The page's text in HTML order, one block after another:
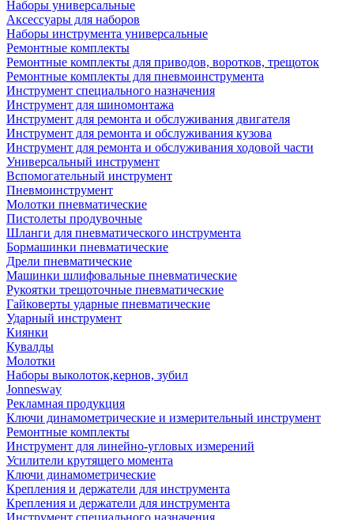
Наборы универсальные
Аксессуары для наборов
Наборы инструмента универсальные
Ремонтные комплекты
Ремонтные комплекты для приводов, воротков, трещоток
Ремонтные комплекты для пневмоинструмента
Инструмент специального назначения
Инструмент для шиномонтажа
Инструмент для ремонта и обслуживания двигателя
Инструмент для ремонта и обслуживания кузова
Инструмент для ремонта и обслуживания ходовой части
Универсальный инструмент
Вспомогательный инструмент
Пневмоинструмент
Молотки пневматические
Пистолеты продувочные
Шланги для пневматического инструмента
Бормашинки пневматические
Дрели пневматические
Машинки шлифовальные пневматические
Рукоятки трещоточные пневматические
Гайковерты ударные пневматические
Ударный инструмент
Киянки
Кувалды
Молотки
Наборы выколоток,кернов, зубил
Jonnesway
Рекламная продукция
Ключи динамометрические и измерительный инструмент
Ремонтные комплекты
Инструмент для линейно-угловых измерений
Усилители крутящего момента
Ключи динамометрические
Крепления и держатели для инструмента
Крепления и держатели для инструмента
Инструмент специального назначения